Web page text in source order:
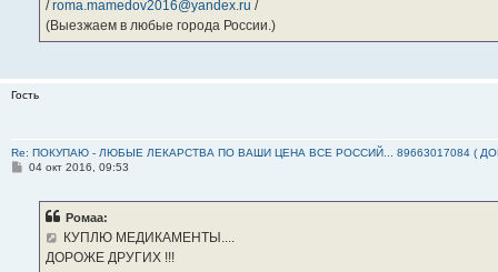
/roma.mamedov2016@yandex.ru /
(Выезжаем в любые города России.)
Гость
Re: ПОКУПАЮ - ЛЮБЫЕ ЛЕКАРСТВА ПО ВАШИ ЦЕНА ВСЕ РОССИЙ... 89663017084 (
С04 окт 2016, 09:53
Ромаа:
КУПЛЮ МЕДИКАМЕНТЫ....
ДОРОЖЕ ДРУГИХ !!!